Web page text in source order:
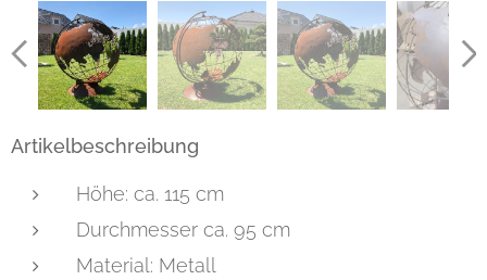
Artikelbeschreibung
Höhe: ca. 115 cm
Durchmesser ca. 95 cm
Material: Metall